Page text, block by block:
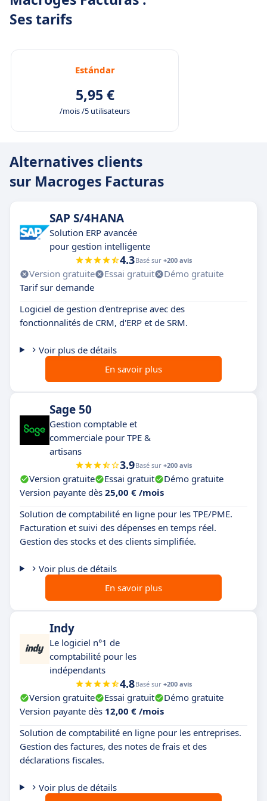
Ses tarifs
Estándar
5,95 €
/mois /5 utilisateurs
Alternatives clients
sur Macroges Facturas
SAP S/4HANA
Solution ERP avancée
pour gestion intelligente
4.3Basé sur +200 avis
Version gratuite Essai gratuit
Démo gratuite
Tarif sur demande
Logiciel de gestion d'entreprise avec des
fonctionnalités de CRM, d'ERP et de SRM.
Voir plus de détails
En savoir plus
Sage 50
Gestion comptable et
commerciale pour TPE &
artisans
3.9Basé sur +200 avis
Version gratuite Essai gratuit
Démo gratuite
Version payante dès 25,00 € /mois
Solution de comptabilité en ligne pour les TPE/PME.
Facturation et suivi des dépenses en temps réel.
Gestion des stocks et des clients simplifiée.
Voir plus de détails
En savoir plus
Indy
Le logiciel n°1 de
comptabilité pour les
indépendants
4.8Basé sur +200 avis
Version gratuite Essai gratuit
Démo gratuite
Version payante dès 12,00 € /mois
Solution de comptabilité en ligne pour les entreprises.
Gestion des factures, des notes de frais et des
déclarations fiscales.
Voir plus de détails